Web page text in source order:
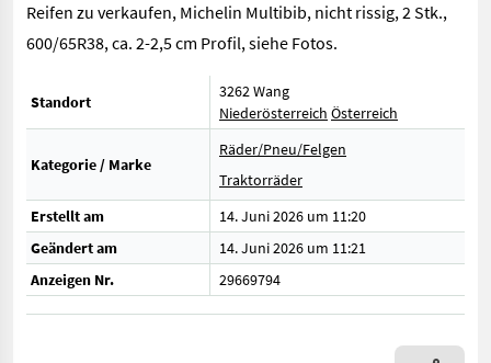
Reifen zu verkaufen, Michelin Multibib, nicht rissig, 2 Stk.,
600/65R38, ca. 2-2,5 cm Profil, siehe Fotos.
Standort
3262 Wang
Niederösterreich Österreich
Kategorie / Marke
Räder/Pneu/Felgen
Traktorräder
Erstellt am
14. Juni 2026 um 11:20
Geändert am
14. Juni 2026 um 11:21
Anzeigen Nr.
29669794